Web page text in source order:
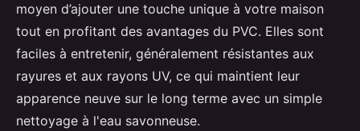
moyen d’ajouter une touche unique à votre maison
tout en profitant des avantages du PVC. Elles sont
faciles à entretenir, généralement résistantes aux
rayures et aux rayons UV, ce qui maintient leur
apparence neuve sur le long terme avec un simple
nettoyage à l'eau savonneuse.